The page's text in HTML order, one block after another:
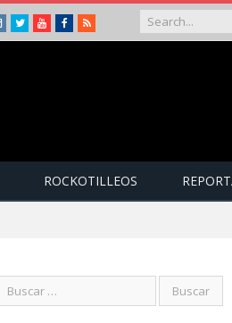
Instagram
TwitterYoutubeFacebook
RSS
ROCKOTILLEOS